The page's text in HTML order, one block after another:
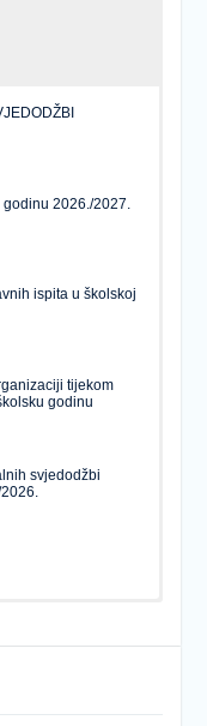
2026./2027.
ispita u školskoj
tijekom
godinu
svjedodžbi
2026./2027.
gimnazije s